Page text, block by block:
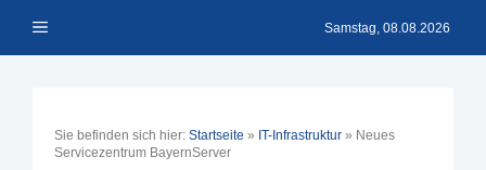
Inhalt Menü Samstag, 08.08.2026
Sie befinden sich hier: Startseite » IT-Infrastruktur » Neues
Servicezentrum BayernServer